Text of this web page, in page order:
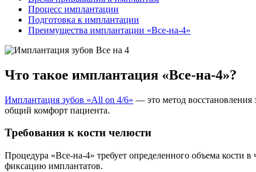
Процесс имплантации
Подготовка к имплантации
Преимущества имплантации «Все-на-4»
Что такое имплантация «Все-на-4»?
Имплантация зубов «All on 4/6» — это метод восстановления
общий комфорт пациента.
Требования к кости челюсти
Процедура «Все-на-4» требует определенного объема
фиксацию имплантатов.